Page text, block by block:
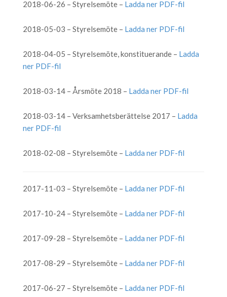
2018-06-26 – Styrelsemöte – Ladda ner PDF-fil
2018-05-03 – Styrelsemöte – Ladda ner PDF-fil
2018-04-05 – Styrelsemöte, konstituerande – Ladda
ner PDF-fil
2018-03-14 – Årsmöte 2018 – Ladda ner PDF-fil
2018-03-14 – Verksamhetsberättelse 2017 – Ladda
ner PDF-fil
2018-02-08 – Styrelsemöte – Ladda ner PDF-fil
2017-11-03 – Styrelsemöte – Ladda ner PDF-fil
2017-10-24 – Styrelsemöte – Ladda ner PDF-fil
2017-09-28 – Styrelsemöte – Ladda ner PDF-fil
2017-08-29 – Styrelsemöte – Ladda ner PDF-fil
2017-06-27 – Styrelsemöte – Ladda ner PDF-fil